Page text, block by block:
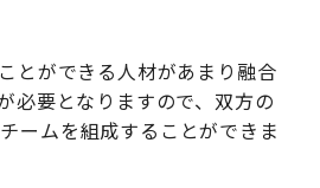
とができる人材があまり融合
必要となりますので、双方の
ームを組成することができま